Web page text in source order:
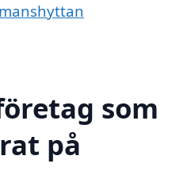
som
på